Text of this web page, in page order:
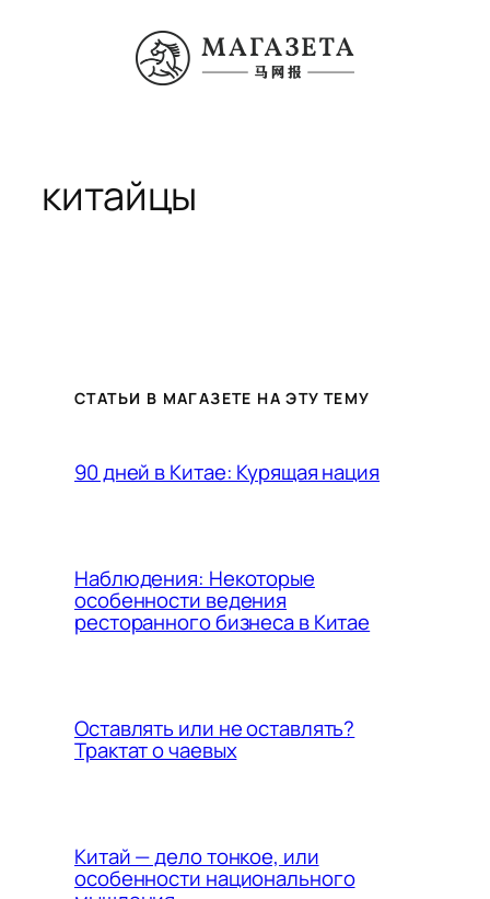
содержимому
китайцы
СТАТЬИ В МАГАЗЕТЕ НА ЭТУ ТЕМУ
90 дней в Китае: Курящая нация
Наблюдения: Некоторые
особенности ведения
ресторанного бизнеса в Китае
Оставлять или не оставлять?
Трактат о чаевых
Китай — дело тонкое, или
особенности национального